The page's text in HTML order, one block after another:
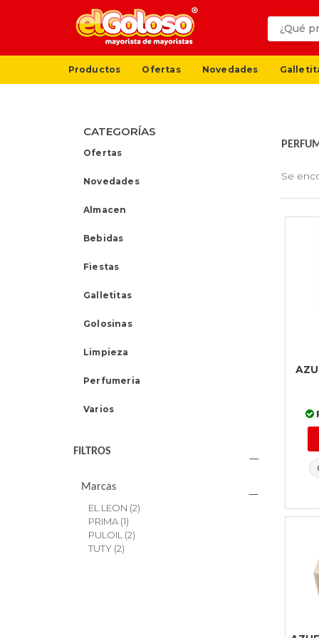
Productos Ofertas Novedades
CATEGORÍAS
Ofertas
Novedades
Almacen
Bebidas
Fiestas
Galletitas
Golosinas
Limpieza
Perfumeria
Varios
FILTROS
Marcas
EL LEON (2)
PRIMA (1)
PULOIL (2)
TUTY (2)
Se